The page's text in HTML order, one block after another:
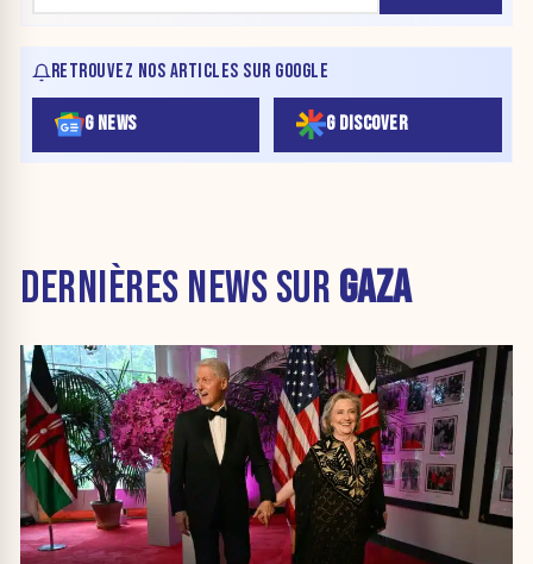
RETROUVEZ NOS ARTICLES SUR GOOGLE
G NEWS G DISCOVER
DERNIÈRES NEWS SUR GAZA